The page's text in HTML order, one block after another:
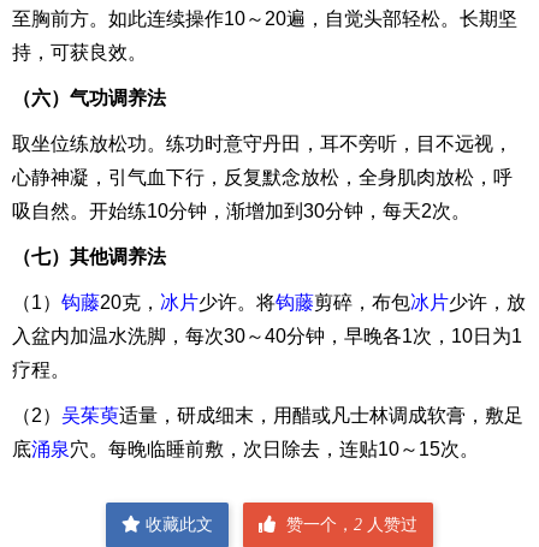
至胸前方。如此连续操作10～20遍，自觉头部轻松。长期坚
持，可获良效。
（六）气功调养法
取坐位练放松功。练功时意守丹田，耳不旁听，目不远视，
心静神凝，引气血下行，反复默念放松，全身肌肉放松，呼
吸自然。开始练10分钟，渐增加到30分钟，每天2次。
（七）其他调养法
（1） 钩藤20克， 冰片少许。将钩藤剪碎，布包冰片少许，放
入盆内加温水洗脚，每次30～40分钟，早晚各1次，10日为1
疗程。
（2） 吴茱萸适量，研成细末，用醋或凡士林调成软膏，敷足
底涌泉穴。每晚临睡前敷，次日除去，连贴10～15次。
收藏此文 赞一个，2 人赞过